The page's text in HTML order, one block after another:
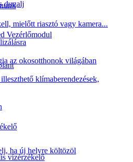
dugalj
Vezérlőmodul
vízérzékelő
mielőtt riasztó vagy kamera...
az okosotthonok világában
klímaberendezések,
ha új helyre költözöl